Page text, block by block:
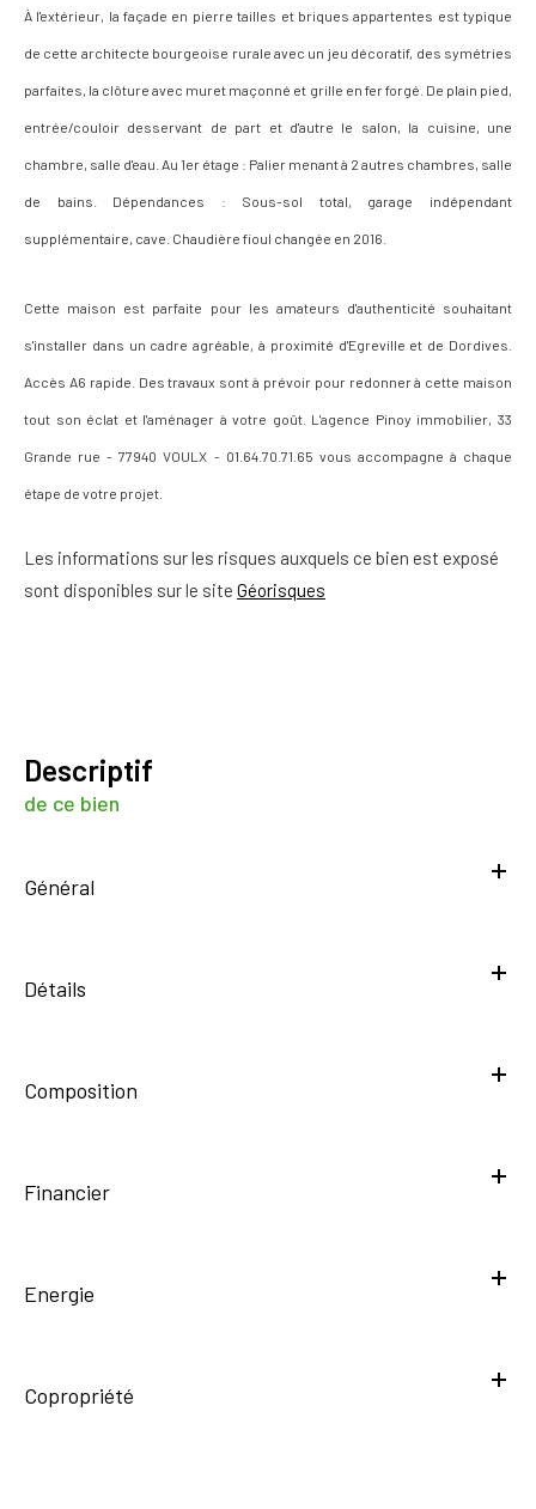
À l'extérieur, la façade en pierre tailles et briques appartentes est typique
de cette architecte bourgeoise rurale avec un jeu décoratif, des symétries
parfaites, la clôture avec muret maçonné et grille en fer forgé. De plain pied,
entrée/couloir desservant de part et d'autre le salon, la cuisine, une
chambre, salle d'eau. Au 1er étage : Palier menant à 2 autres chambres, salle
de bains. Dépendances : Sous-sol total, garage indépendant
supplémentaire, cave. Chaudière fioul changée en 2016.
Cette maison est parfaite pour les amateurs d'authenticité souhaitant
s'installer dans un cadre agréable, à proximité d'Egreville et de Dordives.
Accès A6 rapide. Des travaux sont à prévoir pour redonner à cette maison
tout son éclat et l'aménager à votre goût. L'agence Pinoy immobilier, 33
Grande rue - 77940 VOULX - 01.64.70.71.65 vous accompagne à chaque
étape de votre projet.
Les informations sur les risques auxquels ce bien est exposé
sont disponibles sur le site Géorisques
descriptif
de ce bien
Général
Détails
Composition
Financier
Energie
Copropriété